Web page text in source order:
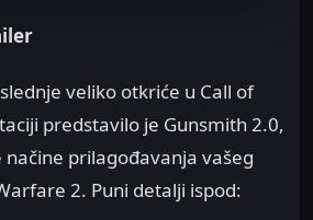
veliko otkriće u Call of
predstavilo je Gunsmith 2.0,
načine prilagođavanja vašeg
2. Puni detalji ispod: